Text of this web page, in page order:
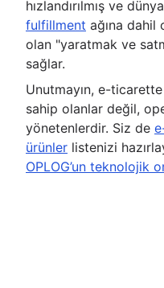
hızlandırılmış ve
fulfillment ağına dahil
olan "yaratmak ve
sağlar.
Unutmayın, e-
sahip olanlar değil,
yönetenlerdir. Siz de
ürünler listenizi
OPLOG’un teknolojik